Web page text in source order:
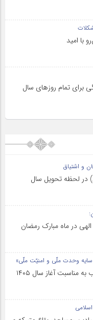
با امید
برای تمام روزهای سال
و اشتیاق
در لحظه تحویل سال
در ماه مبارک رمضان
سایه وحدت ملّی و امنیّت ملّی»
مناسبت آغاز سال ۱۴۰۵